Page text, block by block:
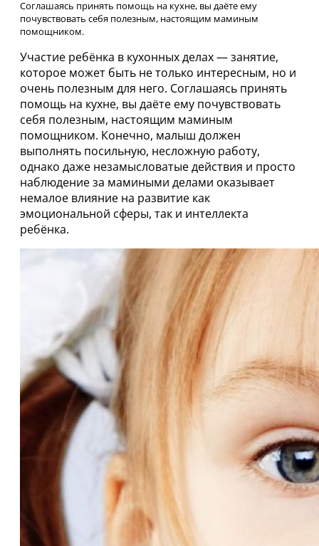
Соглашаясь принять помощь на кухне, вы даёте ему
почувствовать себя полезным, настоящим маминым
помощником.
Участие ребёнка в кухонных делах — занятие,
которое может быть не только интересным, но и
очень полезным для него. Соглашаясь принять
помощь на кухне, вы даёте ему почувствовать
себя полезным, настоящим маминым
помощником. Конечно, малыш должен
выполнять посильную, несложную работу,
однако даже незамысловатые действия и просто
наблюдение за мамиными делами оказывает
немалое влияние на развитие как
эмоциональной сферы, так и интеллекта
ребёнка.